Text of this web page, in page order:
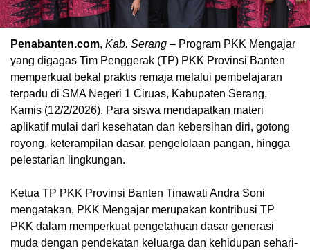
Penabanten.com, Kab. Serang – Program PKK Mengajar
yang digagas Tim Penggerak (TP) PKK Provinsi Banten
memperkuat bekal praktis remaja melalui pembelajaran
terpadu di SMA Negeri 1 Ciruas, Kabupaten Serang,
Kamis (12/2/2026). Para siswa mendapatkan materi
aplikatif mulai dari kesehatan dan kebersihan diri, gotong
royong, keterampilan dasar, pengelolaan pangan, hingga
pelestarian lingkungan.
Ketua TP PKK Provinsi Banten Tinawati Andra Soni
mengatakan, PKK Mengajar merupakan kontribusi TP
PKK dalam memperkuat pengetahuan dasar generasi
muda dengan pendekatan keluarga dan kehidupan sehari-